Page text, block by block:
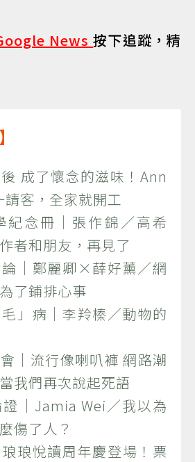
News按下追蹤，精
成了懷念的滋味！Ann
客，全家就開工
念冊｜張作錦／高希
者和朋友，再見了
｜鄭麗卿×薛好薰／網
了鋪排心事
」病｜李羚榛／動物的
｜流行像喇叭褲 網路潮
我們再次說起死語
｜Jamia Wei／我以為
傷了人？
琅悅讀周年慶登場！票